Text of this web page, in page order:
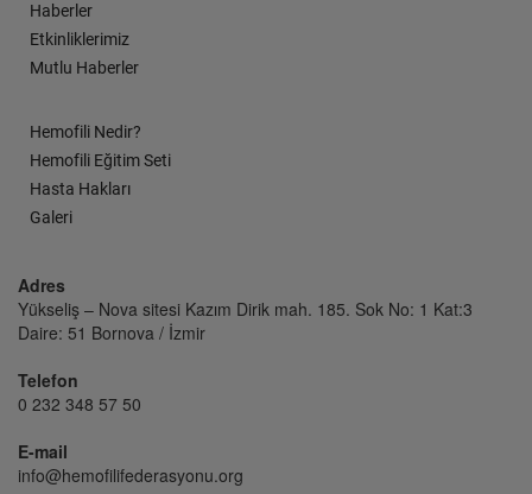
Haberler
Etkinliklerimiz
Mutlu Haberler
Hemofili Nedir?
Hemofili Eğitim Seti
Hasta Hakları
Galeri
Adres
Yükseliş – Nova sitesi Kazım Dirik mah. 185. Sok No: 1 Kat:3
Daire: 51 Bornova / İzmir
Telefon
0 232 348 57 50
E-mail
info@hemofilifederasyonu.org